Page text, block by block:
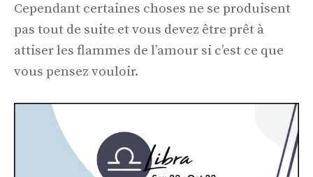
Cependant certaines choses ne se produisent
pas tout de suite et vous devez être prêt à
attiser les flammes de l’amour si c’est ce que
vous pensez vouloir.